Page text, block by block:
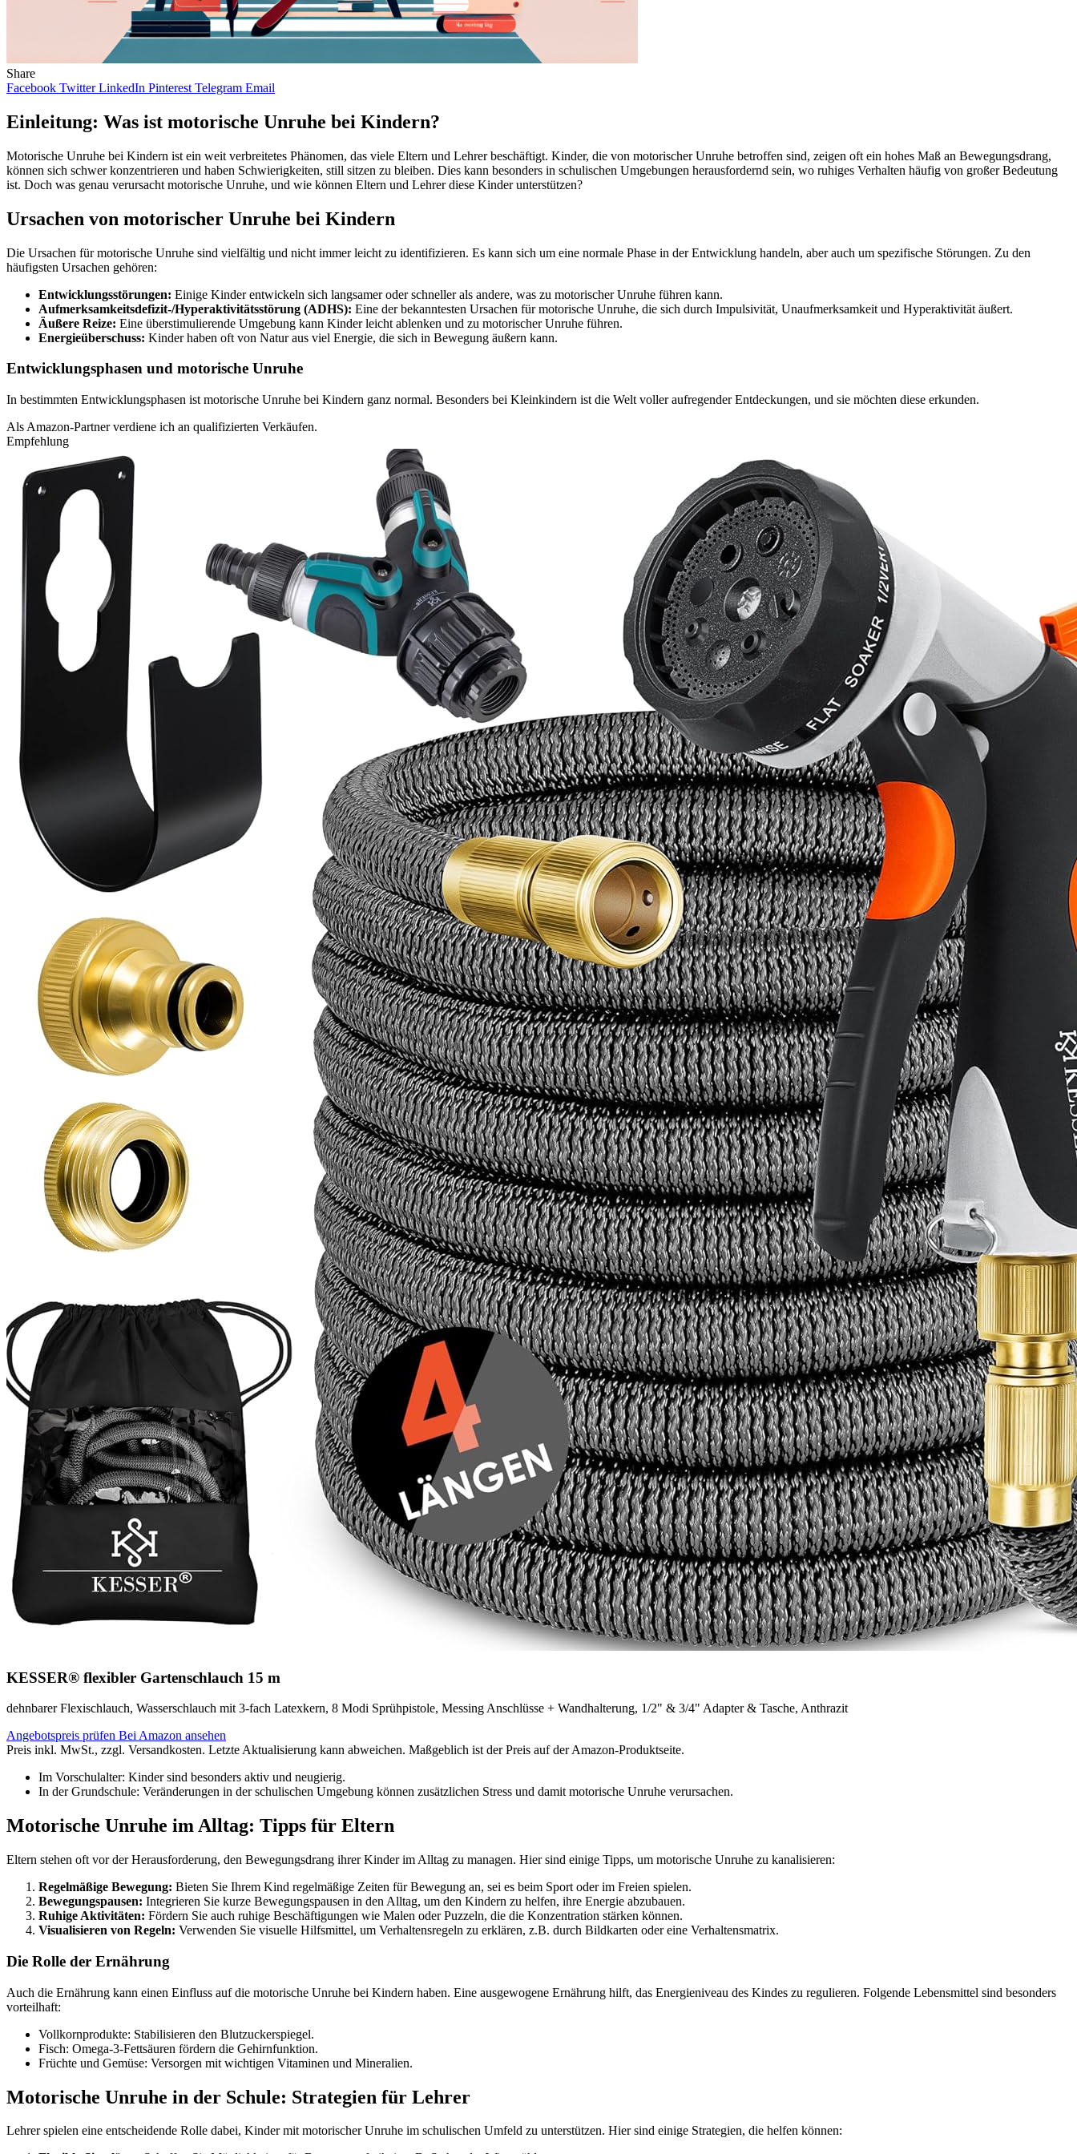
Share
Facebook Twitter LinkedIn Pinterest Telegram Email
Einleitung: Was ist motorische Unruhe bei Kindern?
Motorische Unruhe bei Kindern ist ein weit verbreitetes Phänomen, das viele Eltern und Lehrer beschäftigt. Kinder, die von motorischer Unruhe betroffen sind, zeigen oft ein hohes Maß an Bewegungsdrang,
können sich schwer konzentrieren und haben Schwierigkeiten, still sitzen zu bleiben. Dies kann besonders in schulischen Umgebungen herausfordernd sein, wo ruhiges Verhalten häufig von großer Bedeutung
ist. Doch was genau verursacht motorische Unruhe, und wie können Eltern und Lehrer diese Kinder unterstützen?
Ursachen von motorischer Unruhe bei Kindern
Die Ursachen für motorische Unruhe sind vielfältig und nicht immer leicht zu identifizieren. Es kann sich um eine normale Phase in der Entwicklung handeln, aber auch um spezifische Störungen. Zu den
häufigsten Ursachen gehören:
Entwicklungsstörungen: Einige Kinder entwickeln sich langsamer oder schneller als andere, was zu motorischer Unruhe führen kann.
Aufmerksamkeitsdefizit-/Hyperaktivitätsstörung (ADHS): Eine der bekanntesten Ursachen für motorische Unruhe, die sich durch Impulsivität, Unaufmerksamkeit und Hyperaktivität äußert.
Äußere Reize: Eine überstimulierende Umgebung kann Kinder leicht ablenken und zu motorischer Unruhe führen.
Energieüberschuss: Kinder haben oft von Natur aus viel Energie, die sich in Bewegung äußern kann.
Entwicklungsphasen und motorische Unruhe
In bestimmten Entwicklungsphasen ist motorische Unruhe bei Kindern ganz normal. Besonders bei Kleinkindern ist die Welt voller aufregender Entdeckungen, und sie möchten diese erkunden.
Als Amazon-Partner verdiene ich an qualifizierten Verkäufen.
Empfehlung
KESSER® flexibler Gartenschlauch 15 m
dehnbarer Flexischlauch, Wasserschlauch mit 3-fach Latexkern, 8 Modi Sprühpistole, Messing Anschlüsse + Wandhalterung, 1/2" & 3/4" Adapter & Tasche, Anthrazit
Angebotspreis prüfen Bei Amazon ansehen
Preis inkl. MwSt., zzgl. Versandkosten. Letzte Aktualisierung kann abweichen. Maßgeblich ist der Preis auf der Amazon-Produktseite.
Im Vorschulalter: Kinder sind besonders aktiv und neugierig.
In der Grundschule: Veränderungen in der schulischen Umgebung können zusätzlichen Stress und damit motorische Unruhe verursachen.
Motorische Unruhe im Alltag: Tipps für Eltern
Eltern stehen oft vor der Herausforderung, den Bewegungsdrang ihrer Kinder im Alltag zu managen. Hier sind einige Tipps, um motorische Unruhe zu kanalisieren:
Regelmäßige Bewegung: Bieten Sie Ihrem Kind regelmäßige Zeiten für Bewegung an, sei es beim Sport oder im Freien spielen.
Bewegungspausen: Integrieren Sie kurze Bewegungspausen in den Alltag, um den Kindern zu helfen, ihre Energie abzubauen.
Ruhige Aktivitäten: Fördern Sie auch ruhige Beschäftigungen wie Malen oder Puzzeln, die die Konzentration stärken können.
Visualisieren von Regeln: Verwenden Sie visuelle Hilfsmittel, um Verhaltensregeln zu erklären, z.B. durch Bildkarten oder eine Verhaltensmatrix.
Die Rolle der Ernährung
Auch die Ernährung kann einen Einfluss auf die motorische Unruhe bei Kindern haben. Eine ausgewogene Ernährung hilft, das Energieniveau des Kindes zu regulieren. Folgende Lebensmittel sind besonders
vorteilhaft:
Vollkornprodukte: Stabilisieren den Blutzuckerspiegel.
Fisch: Omega-3-Fettsäuren fördern die Gehirnfunktion.
Früchte und Gemüse: Versorgen mit wichtigen Vitaminen und Mineralien.
Motorische Unruhe in der Schule: Strategien für Lehrer
Lehrer spielen eine entscheidende Rolle dabei, Kinder mit motorischer Unruhe im schulischen Umfeld zu unterstützen. Hier sind einige Strategien, die helfen können: